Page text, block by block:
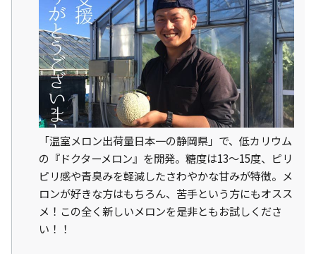
「温室メロン出荷量日本一の静岡県」で、低カリウム
の『ドクターメロン』を開発。糖度は13～15度、ピリ
ピリ感や青臭みを軽減したさわやかな甘みが特徴。メ
ロンが好きな方はもちろん、苦手という方にもオスス
メ！この全く新しいメロンを是非ともお試しくださ
い！！